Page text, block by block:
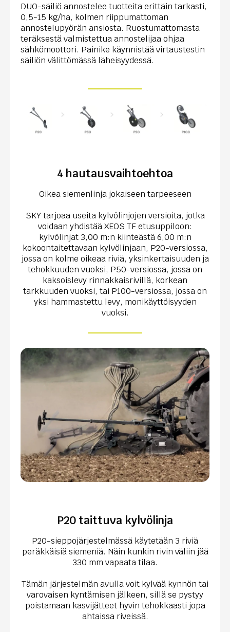
DUO-säiliö annostelee tuotteita erittäin tarkasti,
0,5-15 kg/ha, kolmen riippumattoman
annostelupyörän ansiosta. Ruostumattomasta
teräksestä valmistettua annostelijaa ohjaa
sähkömoottori. Painike käynnistää virtaustestin
säiliön välittömässä läheisyydessä.
4 hautausvaihtoehtoa
Oikea siemenlinja jokaiseen tarpeeseen
SKY tarjoaa useita kylvölinjojen versioita, jotka
voidaan yhdistää XEOS TF etusuppiloon:
kylvölinjat 3,00 m:n kiinteästä 6,00 m:n
kokoontaitettavaan kylvölinjaan, P20-versiossa,
jossa on kolme oikeaa riviä, yksinkertaisuuden ja
tehokkuuden vuoksi, P50-versiossa, jossa on
kaksoislevy rinnakkaisrivillä, korkean
tarkkuuden vuoksi, tai P100-versiossa, jossa on
yksi hammastettu levy, monikäyttöisyyden
vuoksi.
P20 taittuva kylvölinja
P20-sieppojärjestelmässä käytetään 3 riviä
peräkkäisiä siemeniä. Näin kunkin rivin väliin jää
330 mm vapaata tilaa.
Tämän järjestelmän avulla voit kylvää kynnön tai
varovaisen kyntämisen jälkeen, sillä se pystyy
poistamaan kasvijätteet hyvin tehokkaasti jopa
ahtaissa riveissä.